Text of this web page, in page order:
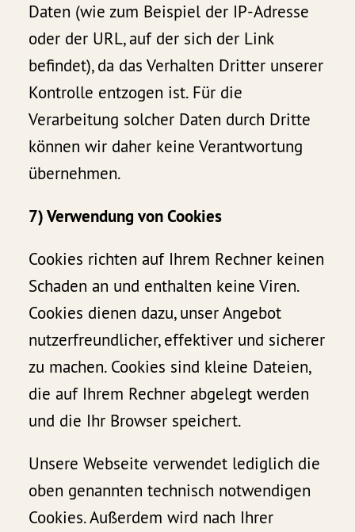
Daten (wie zum Beispiel der IP-Adresse
oder der URL, auf der sich der Link
befindet), da das Verhalten Dritter unserer
Kontrolle entzogen ist. Für die
Verarbeitung solcher Daten durch Dritte
können wir daher keine Verantwortung
übernehmen.
7) Verwendung von Cookies
Cookies richten auf Ihrem Rechner keinen
Schaden an und enthalten keine Viren.
Cookies dienen dazu, unser Angebot
nutzerfreundlicher, effektiver und sicherer
zu machen. Cookies sind kleine Dateien,
die auf Ihrem Rechner abgelegt werden
und die Ihr Browser speichert.
Unsere Webseite verwendet lediglich die
oben genannten technisch notwendigen
Cookies. Außerdem wird nach Ihrer